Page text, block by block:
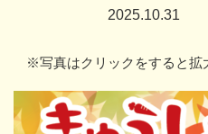
2025.10.31
※写真はクリックをすると拡